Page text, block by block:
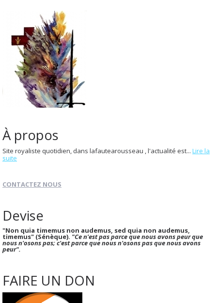
À propos
Site royaliste quotidien, dans lafautearousseau , l'actualité est... Lire la
suite
CONTACTEZ NOUS
Devise
"Non quia timemus non audemus, sed quia non audemus,
timemus" (Sénèque). "Ce n'est pas parce que nous avons peur que
nous n'osons pas; c'est parce que nous n'osons pas que nous avons
peur".
FAIRE UN DON